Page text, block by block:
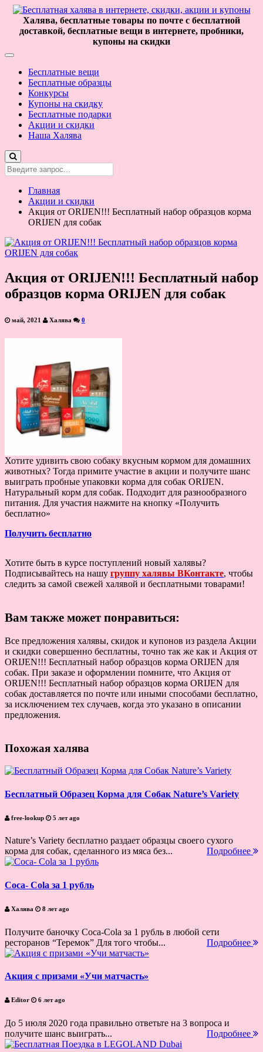
Халява, бесплатные товары по почте с бесплатной
доставкой, бесплатные вещи в интернете, пробники,
купоны на скидки
Бесплатные вещи
Бесплатные образцы
Конкурсы
Купоны на скидку
Бесплатные подарки
Акции и скидки
Наша Халява
Главная
Акции и скидки
Акция от ORIJEN!!! Бесплатный набор образцов корма
ORIJEN для собак
Акция от ORIJEN!!! Бесплатный набор
образцов корма ORIJEN для собак
май, 2021 Халява 0
Хотите удивить свою собаку вкусным кормом для домашних
животных? Тогда примите участие в акции и получите шанс
выиграть пробные упаковки корма для собак ORIJEN.
Натуральный корм для собак. Подходит для разнообразного
питания. Для участия нажмите на кнопку «Получить
бесплатно»
Получить бесплатно
Хотите быть в курсе поступлений новый халявы?
Подписывайтесь на нашу группу халявы ВКонтакте, чтобы
следить за самой свежей халявой и бесплатными товарами!
Вам также может понравиться:
Все предложения халявы, скидок и купонов из раздела Акции
и скидки совершенно бесплатны, точно так же как и Акция от
ORIJEN!!! Бесплатный набор образцов корма ORIJEN для
собак. При заказе и оформлении помните, что Акция от
ORIJEN!!! Бесплатный набор образцов корма ORIJEN для
собак доставляется по почте или иными способами бесплатно,
за исключением тех случаев, когда это указано в описании
предложения.
Похожая халява
Бесплатный Образец Корма для Собак Nature’s Variety
free-lookup 5 лет ago
Nature’s Variety бесплатно раздает образцы своего сухого
корма для собак, сделанного из мяса без...
Подробнее
Coca- Cola за 1 рубль
Халява 8 лет ago
Получите баночку Coca-Cola за 1 рубль в любой сети
ресторанов “Теремок” Для того чтобы...
Подробнее
Акция с призами «Учи матчасть»
Editor 6 лет ago
До 5 июля 2020 года правильно ответьте на 3 вопроса и
получите шанс выиграть...
Подробнее